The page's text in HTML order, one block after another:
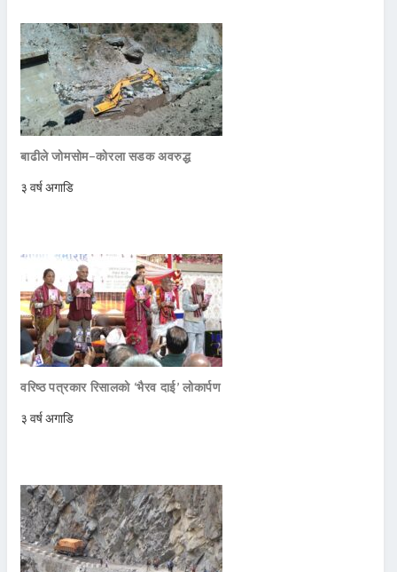
बाढीले जोमसोम–कोरला सडक अवरुद्ध
३ वर्ष अगाडि
वरिष्ठ पत्रकार रिसालको ‘भैरव दाई’ लोकार्पण
३ वर्ष अगाडि